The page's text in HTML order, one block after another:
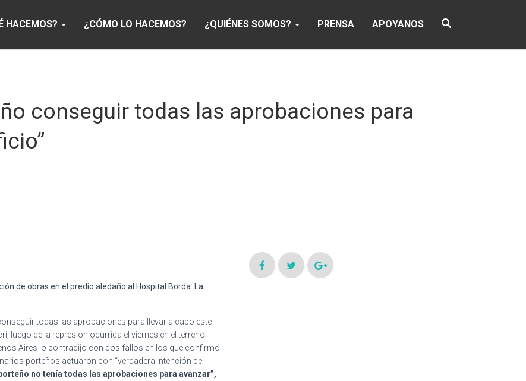
HACEMOS? ¿CÓMO LO HACEMOS? ¿QUIÉNES SOMOS? PRENSA APOYANOS
conseguir todas las aprobaciones para
de obras en el predio aledaño al Hospital Borda. La
todas las aprobaciones para llevar a cabo este
luego de la represión ocurrida el viernes en el terreno
Aires lo contradijo con dos fallos en los que confirmó
porteños actuaron con “verdadera intención de
no tenía todas las aprobaciones para avanzar”,